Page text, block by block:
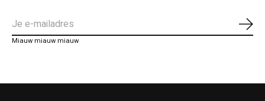
Miauw miauw miauw